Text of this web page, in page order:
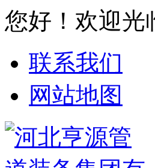
您好！欢迎光
联系我们
网站地图